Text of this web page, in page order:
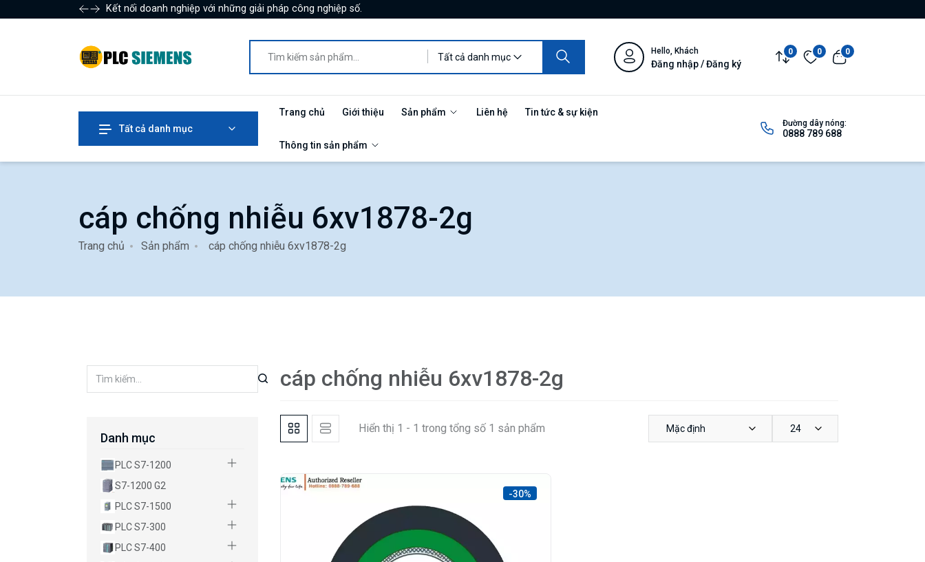
Kết nối doanh nghiệp với những giải pháp công nghiệp số.
Tất cả danh mục
Hello, Khách
Đăng nhập / Đăng ký
0 0 0
Tất cả danh mục
Trang chủ Giới thiệu Sản phẩm Liên hệ Tin tức & sự kiện
Thông tin sản phẩm
Đường dây nóng:
0888 789 688
cáp chống nhiễu 6xv1878-2g
Trang chủ Sản phẩm cáp chống nhiễu 6xv1878-2g
Danh mục
PLC S7-1200
S7-1200 G2
PLC S7-1500
PLC S7-300
PLC S7-400
cáp chống nhiễu 6xv1878-2g
Hiển thị 1 - 1 trong tổng số 1 sản phẩm Mặc định 24
-30%